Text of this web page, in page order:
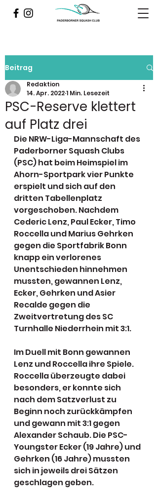
Beitrag
PSC-Reserve klettert
auf Platz drei
Redaktion
14. Apr. 20221 Min. Lesezeit
Die NRW-Liga-Mannschaft des
Paderborner Squash Clubs
(PSC) hat beim Heimspiel im
Ahorn-Sportpark vier Punkte
erspielt und sich auf den
dritten Tabellenplatz
vorgeschoben. Nachdem
Cederic Lenz, Paul Ecker, Timo
Roccella und Marius Gehrken
gegen die Sportfabrik Bonn
knapp ein verlorenes
Unentschieden hinnehmen
mussten, gewannen Lenz,
Ecker, Gehrken und Asier
Recalde gegen die
Zweitvertretung des SC
Turnhalle Niederrhein mit 3:1.
Im Duell mit Bonn gewannen
Lenz und Roccella ihre Spiele.
Roccella überzeugte dabei
besonders, er konnte sich
nach dem Satzverlust zu
Beginn noch zurückkämpfen
und gewann mit 3:1 gegen
Alexander Schaub. Die PSC-
Youngster Ecker (19 Jahre) und
Gehrken (16 Jahre) mussten
sich in jeweils drei Sätzen
geschlagen geben.